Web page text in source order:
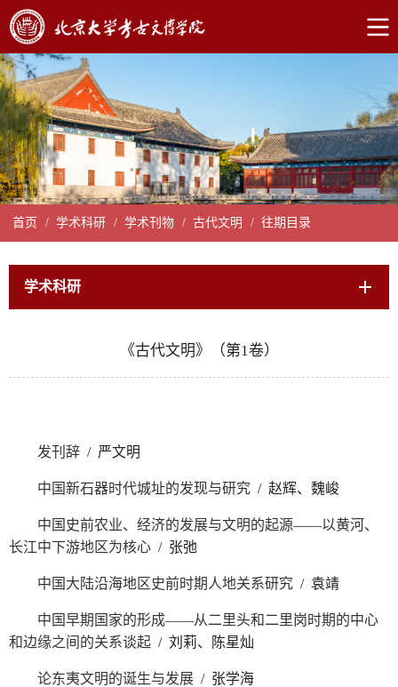
首页 / 学术科研 / 学术刊物 / 古代文明 / 往期目录
学术科研
《古代文明》（第1卷）
发刊辞 / 严文明
中国新石器时代城址的发现与研究 / 赵辉、魏峻
中国史前农业、经济的发展与文明的起源——以黄河、
长江中下游地区为核心 / 张弛
中国大陆沿海地区史前时期人地关系研究 / 袁靖
中国早期国家的形成——从二里头和二里岗时期的中心
和边缘之间的关系谈起 / 刘莉、陈星灿
论东夷文明的诞生与发展 / 张学海